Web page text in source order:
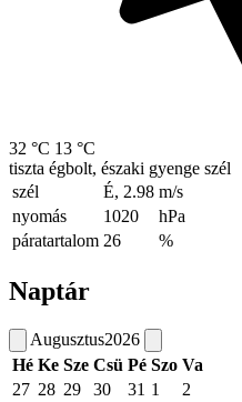
32 °C 13 °C
tiszta égbolt, északi gyenge szél
szél
É, 2.98 m/s
nyomás
1020
hPa
páratartalom 26 %
Naptár
Augusztus2026
Hé Ke Sze Csü Pé Szo Va
27 28 29 30 31 1
2